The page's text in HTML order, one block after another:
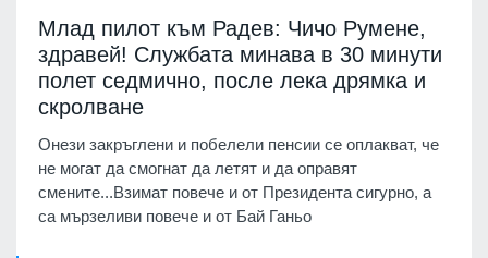
Млад пилот към Радев: Чичо Румене,
здравей! Службата минава в 30 минути
полет седмично, после лека дрямка и
скролване
Онези закръглени и побелели пенсии се оплакват, че
не могат да смогнат да летят и да оправят
смените...Взимат повече и от Президента сигурно, а
са мързеливи повече и от Бай Ганьо